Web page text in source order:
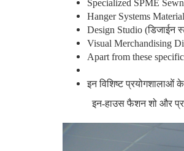
Specialized SPME
Hanger Systems
Design Studio (डिजाईन
Visual Merchandising
Apart from these
इन विशिष्ट प्रयोगशालाओं
इन-हाउस फैशन शो और